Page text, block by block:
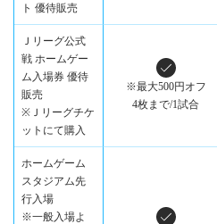
ト 優待販売
Ｊリーグ公式
戦 ホームゲー
ム入場券 優待
販売
※Ｊリーグチケ
ットにて購入
※最大500円オフ
4枚まで/1試合
ホームゲーム
スタジアム先
行入場
※一般入場よ